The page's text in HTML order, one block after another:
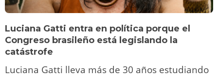
Luciana Gatti entra en política porque el
Congreso brasileño está legislando la
catástrofe
Luciana Gatti lleva más de 30 años estudiando